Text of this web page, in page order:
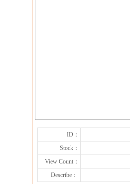
ID：
Stock：
View Count：
Describe：